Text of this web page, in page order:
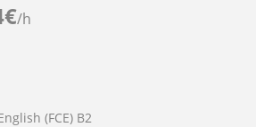
€/h
(FCE) B2